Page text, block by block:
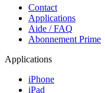
Contact
Applications
Aide / FAQ
Abonnement Prime
Applications
iPhone
iPad